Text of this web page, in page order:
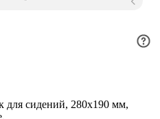
для сидений, 280х190 мм,